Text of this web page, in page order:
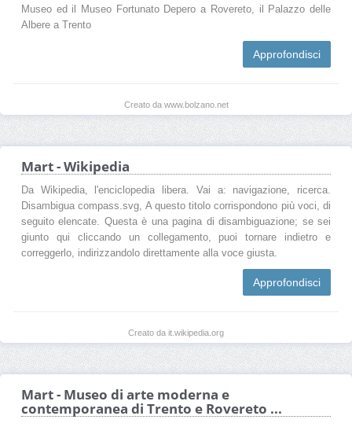
Museo ed il Museo Fortunato Depero a Rovereto, il Palazzo delle
Albere a Trento
Approfondisci
Creato da www.bolzano.net
Mart - Wikipedia
Da Wikipedia, l'enciclopedia libera. Vai a: navigazione, ricerca.
Disambigua compass.svg, A questo titolo corrispondono più voci, di
seguito elencate. Questa è una pagina di disambiguazione; se sei
giunto qui cliccando un collegamento, puoi tornare indietro e
correggerlo, indirizzandolo direttamente alla voce giusta.
Approfondisci
Creato da it.wikipedia.org
Mart - Museo di arte moderna e
contemporanea di Trento e Rovereto ...